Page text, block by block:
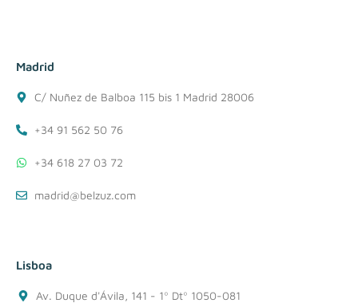
Madrid
C/ Nuñez de Balboa 115 bis 1 Madrid 28006
+34 91 562 50 76
+34 618 27 03 72
madrid@belzuz.com
Lisboa
Av. Duque d'Ávila, 141 - 1º Dtº 1050-081